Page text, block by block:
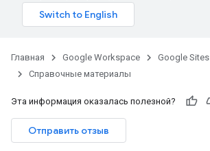
Главная Google Workspace
Google Sites
Справочные материалы
Эта информация оказалась полезной?
Отправить отзыв